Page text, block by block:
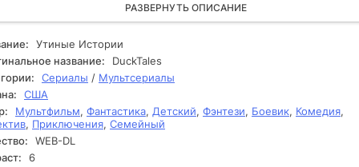
Утята решают помочь дяде в поисках, полные интереса и
к приключениям. На протяжении их поисков утята
с разнообразными препятствиями, начиная от
и заканчивая спонтанными ловушками. Каждое новое
заставляет их задуматься о том, что сокровище может
простым, как кажется. Скрудж, Хьюи, Дьюи и Луи
карты и расшифровывают загадки, однако вскоре
конкуренты тоже не дремлют. На одном из этапов они находят
предмет, который может изменить ход их
но его истинное свойство остается загадкой. Что ждет
и смогут ли они справиться с возникающими опасностями?
РАЗВЕРНУТЬ ОПИСАНИЕ
Утиные Истории
название:
DuckTales
Сериалы / Мультсериалы
США
Мультфильм, Фантастика, Детский, Фэнтези, Боевик, Комедия,
, Приключения, Семейный
WEB-DL
6